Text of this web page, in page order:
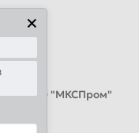
от ООО "МКСПром"